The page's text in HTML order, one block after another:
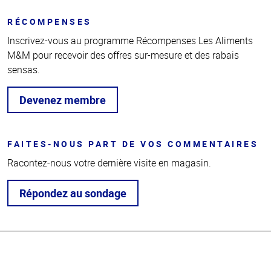
RÉCOMPENSES
Inscrivez-vous au programme Récompenses Les Aliments
M&M pour recevoir des offres sur-mesure et des rabais
sensas.
Devenez membre
FAITES-NOUS PART DE VOS COMMENTAIRES
Racontez-nous votre dernière visite en magasin.
Répondez au sondage